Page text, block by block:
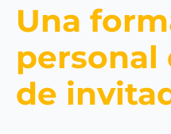
Una
personal
de